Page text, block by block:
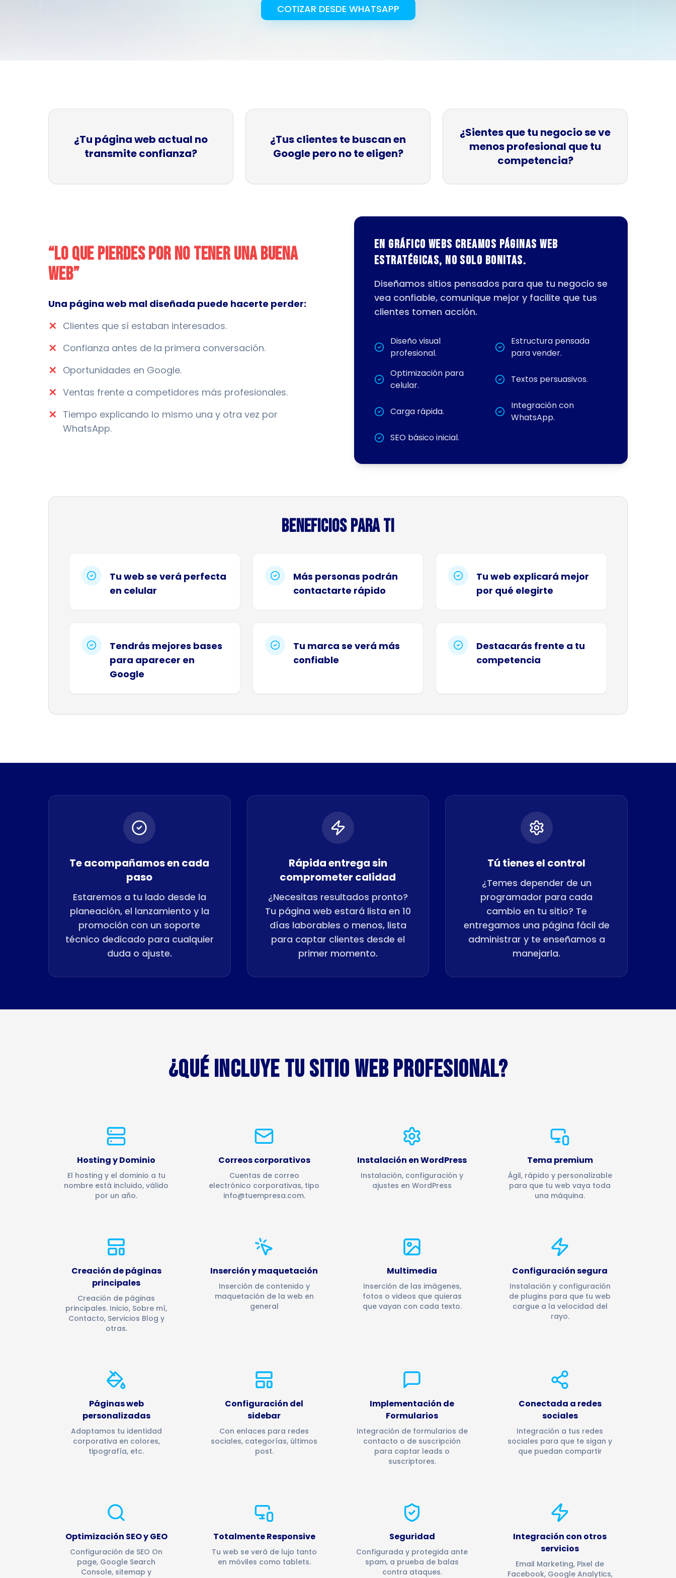
Marketing Médico
Estrategias para sector salud
Branding
Creación de marcas memorables
COTIZAR DESDE WHATSAPP
¿Tu página web actual no
transmite confianza?
¿Tus clientes te buscan en
Google pero no te eligen?
¿Sientes que tu negocio se ve
menos profesional que tu
competencia?
“Lo que pierdes por no tener una buena
web”
Una página web mal diseñada puede hacerte perder:
✕ Clientes que sí estaban interesados.
✕ Confianza antes de la primera conversación.
✕ Oportunidades en Google.
✕ Ventas frente a competidores más profesionales.
✕ Tiempo explicando lo mismo una y otra vez por
WhatsApp.
En Gráfico Webs creamos páginas web
estratégicas, no solo bonitas.
Diseñamos sitios pensados para que tu negocio se
vea confiable, comunique mejor y facilite que tus
clientes tomen acción.
Diseño visual
profesional.
Estructura pensada
para vender.
Optimización para
celular.
Textos persuasivos.
Carga rápida.
Integración con
WhatsApp.
SEO básico inicial.
Beneficios para ti
Tu web se verá perfecta
en celular
Más personas podrán
contactarte rápido
Tu web explicará mejor
por qué elegirte
Tendrás mejores bases
para aparecer en
Google
Tu marca se verá más
confiable
Destacarás frente a tu
competencia
Te acompañamos en cada
paso
Estaremos a tu lado desde la
planeación, el lanzamiento y la
promoción con un soporte
técnico dedicado para cualquier
duda o ajuste.
Rápida entrega sin
comprometer calidad
¿Necesitas resultados pronto?
Tu página web estará lista en 10
días laborables o menos, lista
para captar clientes desde el
primer momento.
Tú tienes el control
¿Temes depender de un
programador para cada
cambio en tu sitio? Te
entregamos una página fácil de
administrar y te enseñamos a
manejarla.
¿QUÉ INCLUYE TU SITIO WEB PROFESIONAL?
Hosting y Dominio
El hosting y el dominio a tu
nombre está incluido, válido
por un año.
Correos corporativos
Cuentas de correo
electrónico corporativas, tipo
info@tuempresa.com.
Instalación en WordPress
Instalación, configuración y
ajustes en WordPress
Tema premium
Ágil, rápido y personalizable
para que tu web vaya toda
una máquina.
Creación de páginas
principales
Creación de páginas
principales. Inicio, Sobre mí,
Contacto, Servicios Blog y
otras.
Inserción y maquetación
Inserción de contenido y
maquetación de la web en
general
Multimedia
Inserción de las imágenes,
fotos o videos que quieras
que vayan con cada texto.
Configuración segura
Instalación y configuración
de plugins para que tu web
cargue a la velocidad del
rayo.
Páginas web
personalizadas
Adaptamos tu identidad
corporativa en colores,
tipografía, etc.
Configuración del
sidebar
Con enlaces para redes
sociales, categorías, últimos
post.
Implementación de
Formularios
Integración de formularios de
contacto o de suscripción
para captar leads o
suscriptores.
Conectada a redes
sociales
Integración a tus redes
sociales para que te sigan y
que puedan compartir
Optimización SEO y GEO
Configuración de SEO On
page, Google Search
Console, sitemap y
Totalmente Responsive
Tu web se verá de lujo tanto
en móviles como tablets.
Seguridad
Configurada y protegida ante
spam, a prueba de balas
contra ataques.
Integración con otros
servicios
Email Marketing, Pixel de
Facebook, Google Analytics,